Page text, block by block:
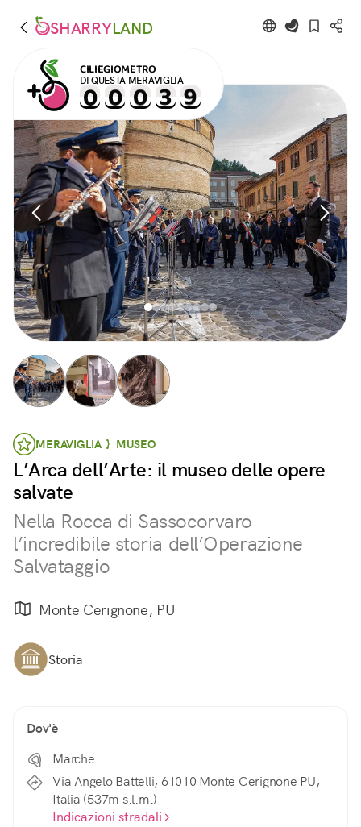
SHARRYLAND
CILIEGIOMETRO
DI QUESTA MERAVIGLIA
MERAVIGLIA } MUSEO
L’Arca dell’Arte: il museo delle opere
salvate
Nella Rocca di Sassocorvaro
l’incredibile storia dell’Operazione
Salvataggio
Monte Cerignone, PU
Storia
Dov'è
Marche
Via Angelo Battelli, 61010 Monte Cerignone PU,
Italia (537m s.l.m.)
Indicazioni stradali